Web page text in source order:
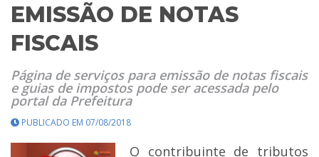
EMISSÃO DE NOTAS
FISCAIS
Página de serviços para emissão de notas fiscais
e guias de impostos pode ser acessada pelo
portal da Prefeitura
PUBLICADO EM 07/08/2018
O contribuinte de tributos